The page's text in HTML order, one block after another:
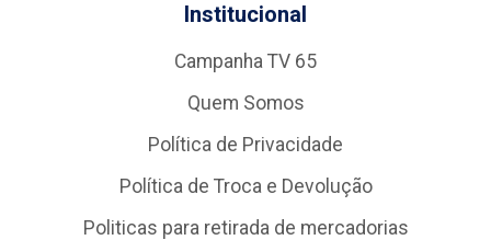
Institucional
Campanha TV 65
Quem Somos
Política de Privacidade
Política de Troca e Devolução
Politicas para retirada de mercadorias